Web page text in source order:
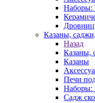
Наборы:
Казаны,
Назад
Казаны,
Казаны
Печи
Наборы:
Садж